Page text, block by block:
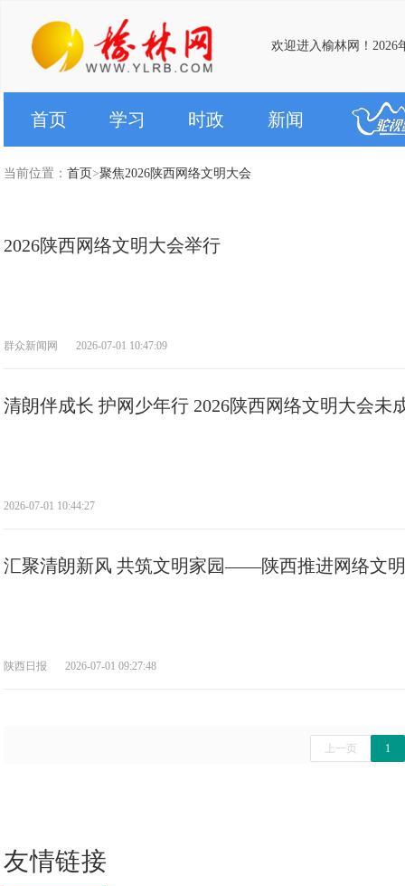
欢迎进入榆林网！2026
首页 学习 时政 新闻
当前位置： 首页>聚焦2026陕西网络文明大会
2026陕西网络文明大会举行
群众新闻网 2026-07-01 10:47:09
清朗伴成长 护网少年行 2026陕西网络文明大会未
2026-07-01 10:44:27
汇聚清朗新风 共筑文明家园——陕西推进网络文
陕西日报 2026-07-01 09:27:48
上一页 1
友情链接